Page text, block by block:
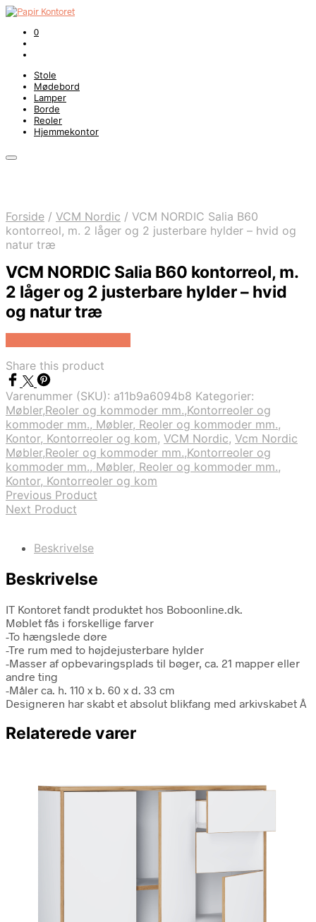
0
Stole
Mødebord
Lamper
Borde
Reoler
Hjemmekontor
Forside / VCM Nordic / VCM NORDIC Salia B60
kontorreol, m. 2 låger og 2 justerbare hylder – hvid og
natur træ
VCM NORDIC Salia B60 kontorreol, m.
2 låger og 2 justerbare hylder – hvid
og natur træ
Share this product
Varenummer (SKU): a11b9a6094b8 Kategorier:
Møbler,Reoler og kommoder mm.,Kontorreoler og
kommoder mm., Møbler, Reoler og kommoder mm.,
Kontor, Kontorreoler og kom, VCM Nordic, Vcm Nordic
Møbler,Reoler og kommoder mm.,Kontorreoler og
kommoder mm., Møbler, Reoler og kommoder mm.,
Kontor, Kontorreoler og kom
Previous Product
Next Product
Beskrivelse
Beskrivelse
IT Kontoret fandt produktet hos Boboonline.dk.
Møblet fås i forskellige farver
-To hængslede døre
-Tre rum med to højdejusterbare hylder
-Masser af opbevaringsplads til bøger, ca. 21 mapper eller
andre ting
-Måler ca. h. 110 x b. 60 x d. 33 cm
Designeren har skabt et absolut blikfang med arkivskabet Â
Relaterede varer